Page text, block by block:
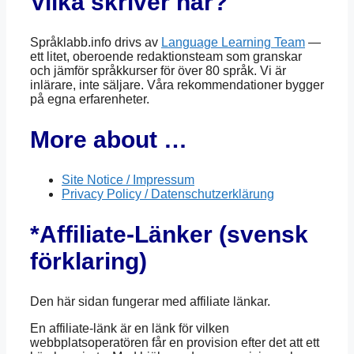
Språklabb.info drivs av Language Learning Team —
ett litet, oberoende redaktionsteam som granskar
och jämför språkkurser för över 80 språk. Vi är
inlärare, inte säljare. Våra rekommendationer bygger
på egna erfarenheter.
More about …
Site Notice / Impressum
Privacy Policy / Datenschutzerklärung
*Affiliate-Länker (svensk
förklaring)
Den här sidan fungerar med affiliate länkar.
En affiliate-länk är en länk för vilken
webbplatsoperatören får en provision efter det att ett